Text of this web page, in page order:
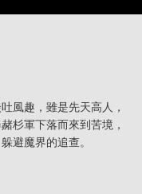
風趣，雖是先天高人，
杉軍下落而來到苦境，
避魔界的追查。